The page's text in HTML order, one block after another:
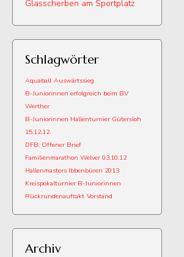
Glasscherben am Sportplatz
Schlagwörter
Aquaball Auswärtssieg
B-Juniorinnen erfolgreich beim BV
Werther
B-Juniorinnen Hallenturnier Gütersloh
15.12.12.
DFB: Offener Brief
Familienmarathon Welver 03.10.12
Hallenmasters Ibbenbüren 2013
Kreispokalturnier B-Juniorinnen
Rückrundenauftakt Vorstand
Archiv